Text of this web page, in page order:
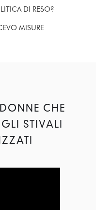
DI RESO?
MISURE
CHE
STIVALI